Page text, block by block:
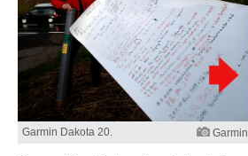
Garmin Dakota 20. Garmin